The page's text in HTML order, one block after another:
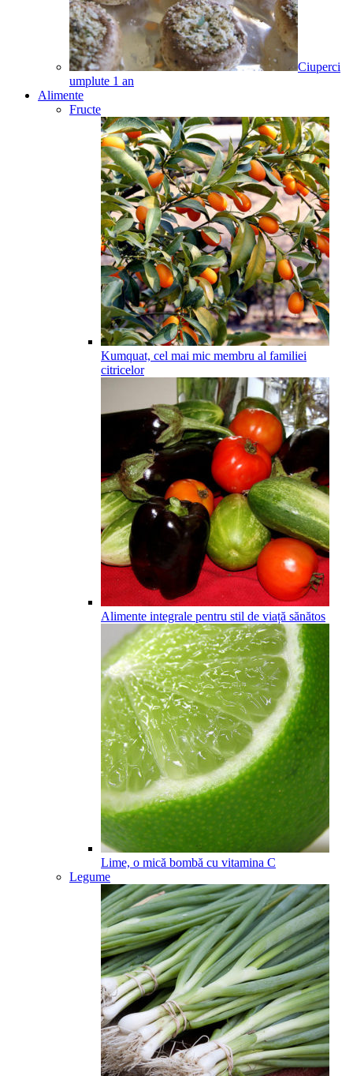
Ciuperci
umplute 1 an
Alimente
Fructe
Kumquat, cel mai mic membru al familiei
citricelor
Alimente integrale pentru stil de viață sănătos
Lime, o mică bombă cu vitamina C
Legume